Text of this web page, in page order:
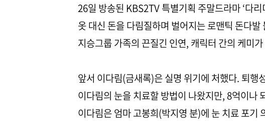
26일 방송된 KBS2TV 특별기획 주말드라마 ‘다리
옷 대신 돈을 다림질하며 벌어지는 로맨틱 돈다
지승그룹 가족의 끈질긴 인연, 캐릭터 간의 케미
앞서 이다림(금새록)은 실명 위기에 처했다. 퇴행
이다림의 눈을 치료할 방법이 나왔지만, 8억이나
이다림은 엄마 고봉희(박지영 분)에 눈 치료 포기